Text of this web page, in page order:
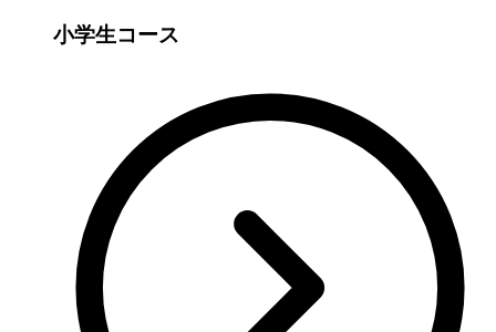
小学生コース